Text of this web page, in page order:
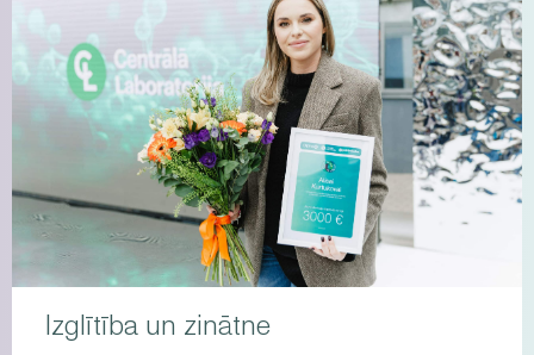
Izglītība un zinātne